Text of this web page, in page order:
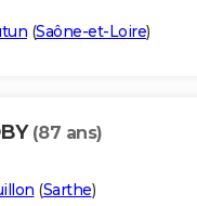
(Saône-et-Loire)
(87 ans)
(Sarthe)